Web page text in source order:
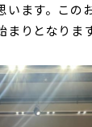
います。この
りとなりま